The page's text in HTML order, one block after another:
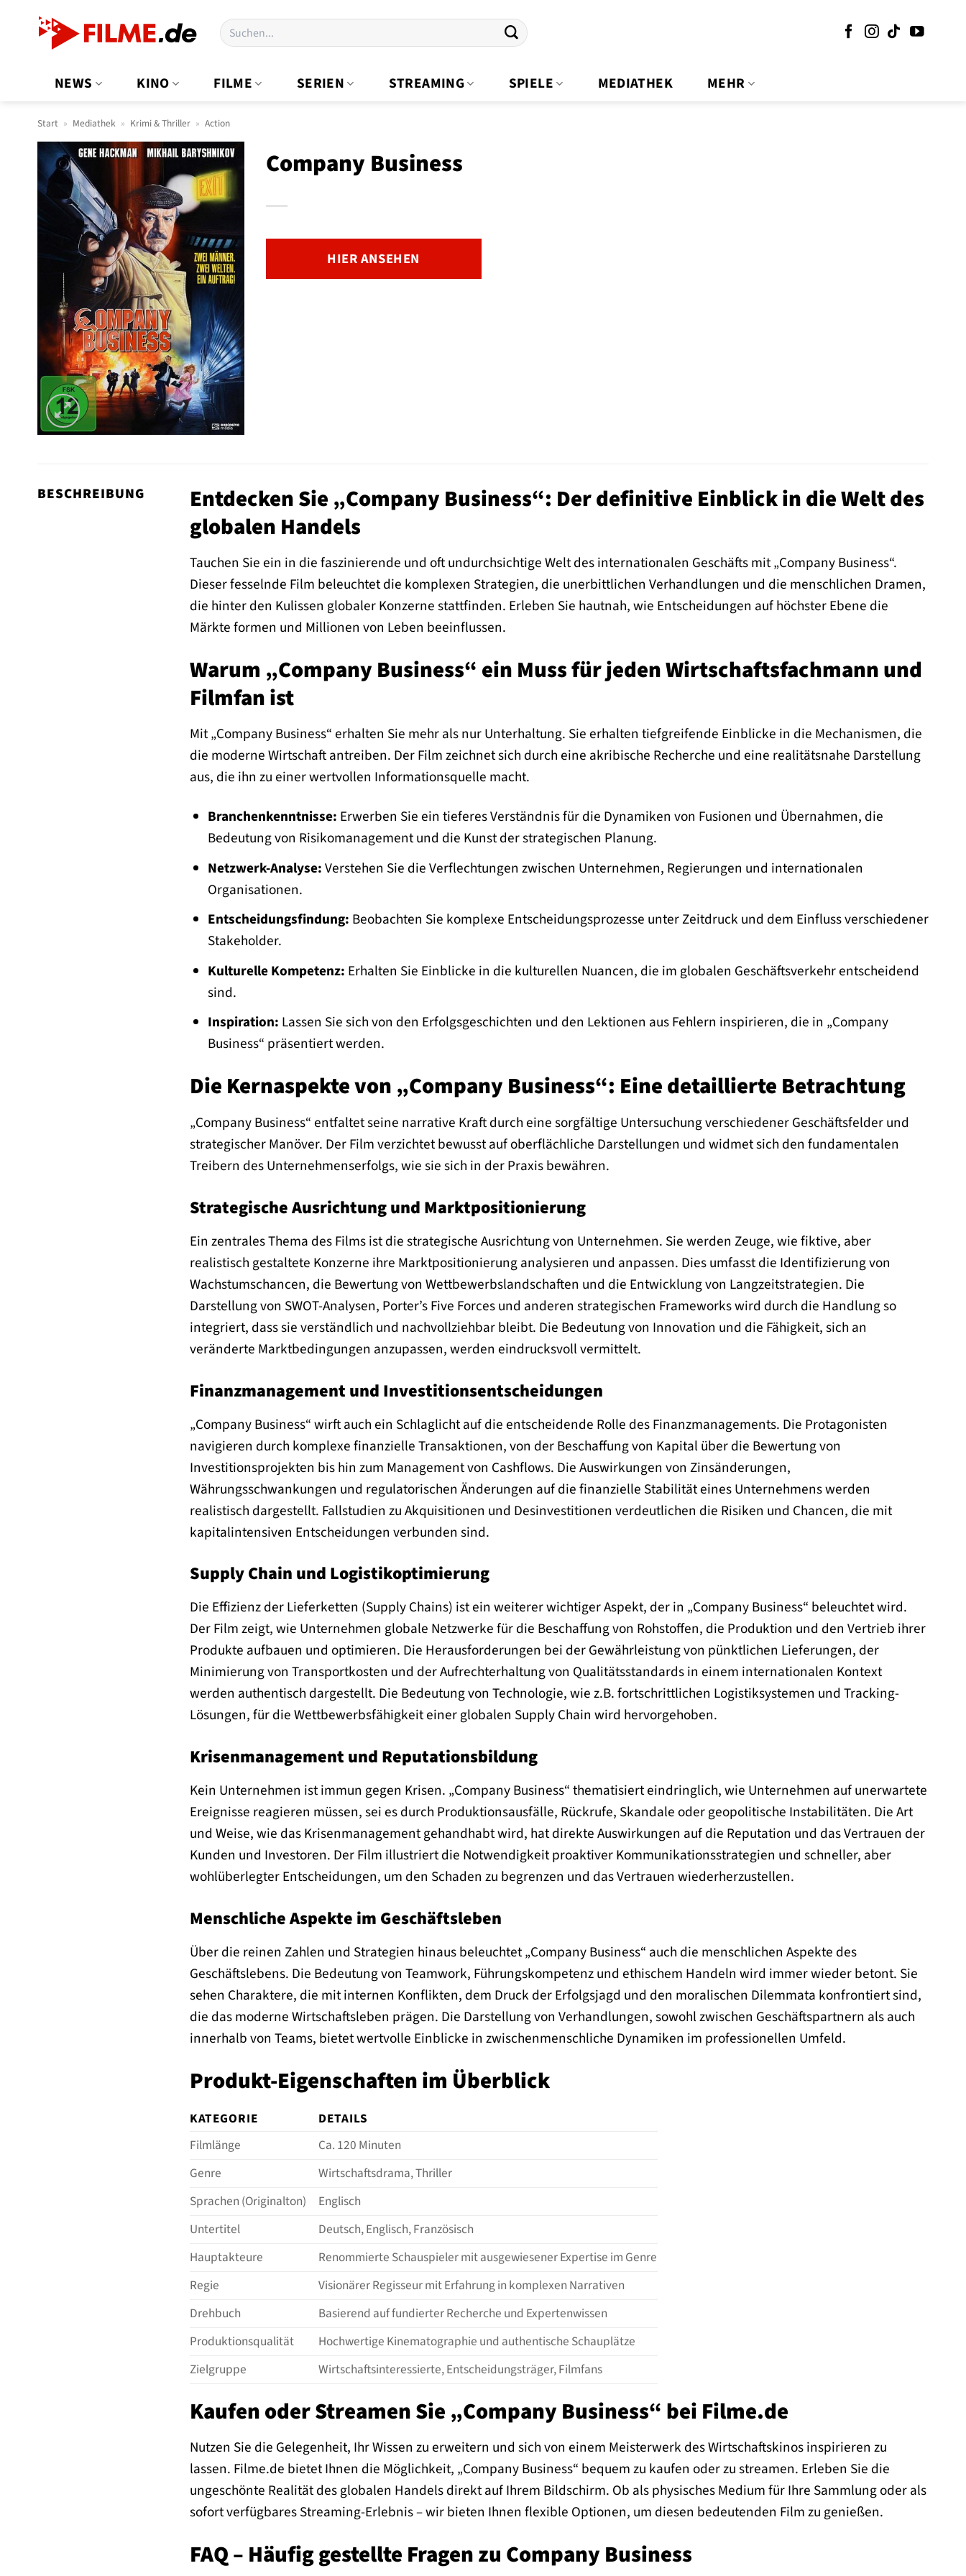
Suchen
nach:
NEWS KINO FILME SERIEN STREAMING SPIELE MEDIATHEK MEHR
Start » Mediathek » Krimi & Thriller » Action
Company Business
HIER ANSEHEN
BESCHREIBUNG
Entdecken Sie „Company Business“: Der definitive Einblick in die Welt des
globalen Handels
Tauchen Sie ein in die faszinierende und oft undurchsichtige Welt des internationalen Geschäfts mit „Company Business“.
Dieser fesselnde Film beleuchtet die komplexen Strategien, die unerbittlichen Verhandlungen und die menschlichen Dramen,
die hinter den Kulissen globaler Konzerne stattfinden. Erleben Sie hautnah, wie Entscheidungen auf höchster Ebene die
Märkte formen und Millionen von Leben beeinflussen.
Warum „Company Business“ ein Muss für jeden Wirtschaftsfachmann und
Filmfan ist
Mit „Company Business“ erhalten Sie mehr als nur Unterhaltung. Sie erhalten tiefgreifende Einblicke in die Mechanismen, die
die moderne Wirtschaft antreiben. Der Film zeichnet sich durch eine akribische Recherche und eine realitätsnahe Darstellung
aus, die ihn zu einer wertvollen Informationsquelle macht.
Branchenkenntnisse: Erwerben Sie ein tieferes Verständnis für die Dynamiken von Fusionen und Übernahmen, die
Bedeutung von Risikomanagement und die Kunst der strategischen Planung.
Netzwerk-Analyse:Verstehen Sie die Verflechtungen zwischen Unternehmen, Regierungen und internationalen
Organisationen.
Entscheidungsfindung: Beobachten Sie komplexe Entscheidungsprozesse unter Zeitdruck und dem Einfluss verschiedener
Stakeholder.
Kulturelle Kompetenz: Erhalten Sie Einblicke in die kulturellen Nuancen, die im globalen Geschäftsverkehr entscheidend
sind.
Inspiration: Lassen Sie sich von den Erfolgsgeschichten und den Lektionen aus Fehlern inspirieren, die in „Company
Business“ präsentiert werden.
Die Kernaspekte von „Company Business“: Eine detaillierte Betrachtung
„Company Business“ entfaltet seine narrative Kraft durch eine sorgfältige Untersuchung verschiedener Geschäftsfelder und
strategischer Manöver. Der Film verzichtet bewusst auf oberflächliche Darstellungen und widmet sich den fundamentalen
Treibern des Unternehmenserfolgs, wie sie sich in der Praxis bewähren.
Strategische Ausrichtung und Marktpositionierung
Ein zentrales Thema des Films ist die strategische Ausrichtung von Unternehmen. Sie werden Zeuge, wie fiktive, aber
realistisch gestaltete Konzerne ihre Marktpositionierung analysieren und anpassen. Dies umfasst die Identifizierung von
Wachstumschancen, die Bewertung von Wettbewerbslandschaften und die Entwicklung von Langzeitstrategien. Die
Darstellung von SWOT-Analysen, Porter’s Five Forces und anderen strategischen Frameworks wird durch die Handlung so
integriert, dass sie verständlich und nachvollziehbar bleibt. Die Bedeutung von Innovation und die Fähigkeit, sich an
veränderte Marktbedingungen anzupassen, werden eindrucksvoll vermittelt.
Finanzmanagement und Investitionsentscheidungen
„Company Business“ wirft auch ein Schlaglicht auf die entscheidende Rolle des Finanzmanagements. Die Protagonisten
navigieren durch komplexe finanzielle Transaktionen, von der Beschaffung von Kapital über die Bewertung von
Investitionsprojekten bis hin zum Management von Cashflows. Die Auswirkungen von Zinsänderungen,
Währungsschwankungen und regulatorischen Änderungen auf die finanzielle Stabilität eines Unternehmens werden
realistisch dargestellt. Fallstudien zu Akquisitionen und Desinvestitionen verdeutlichen die Risiken und Chancen, die mit
kapitalintensiven Entscheidungen verbunden sind.
Supply Chain und Logistikoptimierung
Die Effizienz der Lieferketten (Supply Chains) ist ein weiterer wichtiger Aspekt, der in „Company Business“ beleuchtet wird.
Der Film zeigt, wie Unternehmen globale Netzwerke für die Beschaffung von Rohstoffen, die Produktion und den Vertrieb ihrer
Produkte aufbauen und optimieren. Die Herausforderungen bei der Gewährleistung von pünktlichen Lieferungen, der
Minimierung von Transportkosten und der Aufrechterhaltung von Qualitätsstandards in einem internationalen Kontext
werden authentisch dargestellt. Die Bedeutung von Technologie, wie z.B. fortschrittlichen Logistiksystemen und Tracking-
Lösungen, für die Wettbewerbsfähigkeit einer globalen Supply Chain wird hervorgehoben.
Krisenmanagement und Reputationsbildung
Kein Unternehmen ist immun gegen Krisen. „Company Business“ thematisiert eindringlich, wie Unternehmen auf unerwartete
Ereignisse reagieren müssen, sei es durch Produktionsausfälle, Rückrufe, Skandale oder geopolitische Instabilitäten. Die Art
und Weise, wie das Krisenmanagement gehandhabt wird, hat direkte Auswirkungen auf die Reputation und das Vertrauen der
Kunden und Investoren. Der Film illustriert die Notwendigkeit proaktiver Kommunikationsstrategien und schneller, aber
wohlüberlegter Entscheidungen, um den Schaden zu begrenzen und das Vertrauen wiederherzustellen.
Menschliche Aspekte im Geschäftsleben
Über die reinen Zahlen und Strategien hinaus beleuchtet „Company Business“ auch die menschlichen Aspekte des
Geschäftslebens. Die Bedeutung von Teamwork, Führungskompetenz und ethischem Handeln wird immer wieder betont. Sie
sehen Charaktere, die mit internen Konflikten, dem Druck der Erfolgsjagd und den moralischen Dilemmata konfrontiert sind,
die das moderne Wirtschaftsleben prägen. Die Darstellung von Verhandlungen, sowohl zwischen Geschäftspartnern als auch
innerhalb von Teams, bietet wertvolle Einblicke in zwischenmenschliche Dynamiken im professionellen Umfeld.
Produkt-Eigenschaften im Überblick
KATEGORIE
DETAILS
Filmlänge
Ca. 120 Minuten
Genre
Wirtschaftsdrama, Thriller
Sprachen (Originalton)
Englisch
Untertitel
Deutsch, Englisch, Französisch
Hauptakteure
Renommierte Schauspieler mit ausgewiesener Expertise im Genre
Regie
Visionärer Regisseur mit Erfahrung in komplexen Narrativen
Drehbuch
Basierend auf fundierter Recherche und Expertenwissen
Produktionsqualität
Hochwertige Kinematographie und authentische Schauplätze
Zielgruppe
Wirtschaftsinteressierte, Entscheidungsträger, Filmfans
Kaufen oder Streamen Sie „Company Business“ bei Filme.de
Nutzen Sie die Gelegenheit, Ihr Wissen zu erweitern und sich von einem Meisterwerk des Wirtschaftskinos inspirieren zu
lassen. Filme.de bietet Ihnen die Möglichkeit, „Company Business“ bequem zu kaufen oder zu streamen. Erleben Sie die
ungeschönte Realität des globalen Handels direkt auf Ihrem Bildschirm. Ob als physisches Medium für Ihre Sammlung oder als
sofort verfügbares Streaming-Erlebnis – wir bieten Ihnen flexible Optionen, um diesen bedeutenden Film zu genießen.
FAQ – Häufig gestellte Fragen zu Company Business